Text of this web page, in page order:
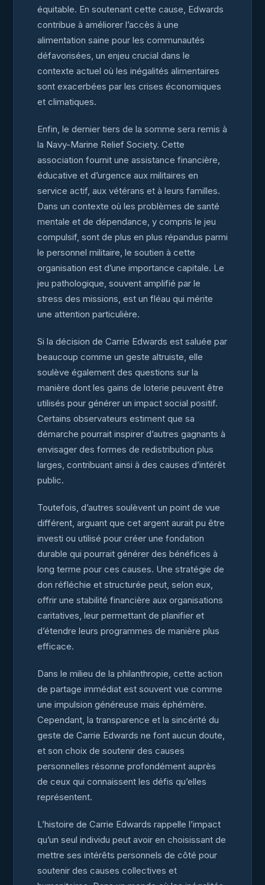
équitable. En soutenant cette cause, Edwards
contribue à améliorer l’accès à une
alimentation saine pour les communautés
défavorisées, un enjeu crucial dans le
contexte actuel où les inégalités alimentaires
sont exacerbées par les crises économiques
et climatiques.
Enfin, le dernier tiers de la somme sera remis à
la Navy-Marine Relief Society. Cette
association fournit une assistance financière,
éducative et d’urgence aux militaires en
service actif, aux vétérans et à leurs familles.
Dans un contexte où les problèmes de santé
mentale et de dépendance, y compris le jeu
compulsif, sont de plus en plus répandus parmi
le personnel militaire, le soutien à cette
organisation est d’une importance capitale. Le
jeu pathologique, souvent amplifié par le
stress des missions, est un fléau qui mérite
une attention particulière.
Si la décision de Carrie Edwards est saluée par
beaucoup comme un geste altruiste, elle
soulève également des questions sur la
manière dont les gains de loterie peuvent être
utilisés pour générer un impact social positif.
Certains observateurs estiment que sa
démarche pourrait inspirer d’autres gagnants à
envisager des formes de redistribution plus
larges, contribuant ainsi à des causes d’intérêt
public.
Toutefois, d’autres soulèvent un point de vue
différent, arguant que cet argent aurait pu être
investi ou utilisé pour créer une fondation
durable qui pourrait générer des bénéfices à
long terme pour ces causes. Une stratégie de
don réfléchie et structurée peut, selon eux,
offrir une stabilité financière aux organisations
caritatives, leur permettant de planifier et
d’étendre leurs programmes de manière plus
efficace.
Dans le milieu de la philanthropie, cette action
de partage immédiat est souvent vue comme
une impulsion généreuse mais éphémère.
Cependant, la transparence et la sincérité du
geste de Carrie Edwards ne font aucun doute,
et son choix de soutenir des causes
personnelles résonne profondément auprès
de ceux qui connaissent les défis qu’elles
représentent.
L’histoire de Carrie Edwards rappelle l’impact
qu’un seul individu peut avoir en choisissant de
mettre ses intérêts personnels de côté pour
soutenir des causes collectives et